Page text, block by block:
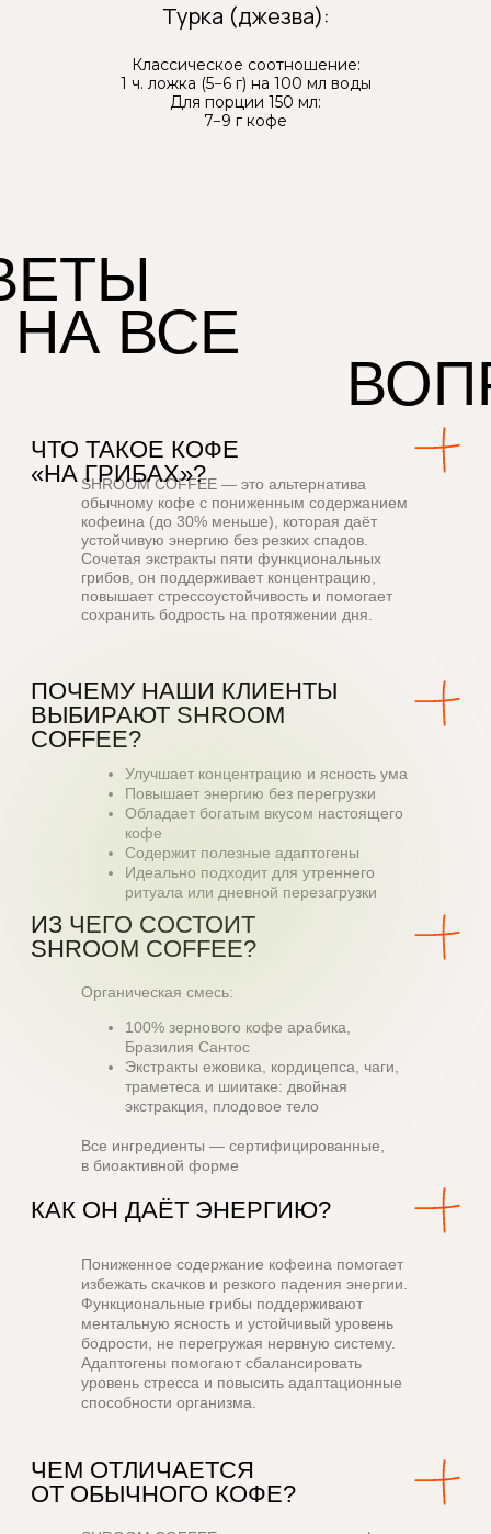
Турка (джезва):
Классическое соотношение:
1 ч. ложка (5−6 г) на 100 мл воды
Для порции 150 мл:
7−9 г кофе
SHROOM COFFEE — это альтернатива
обычному кофе с пониженным содержанием
кофеина (до 30% меньше), которая даёт
устойчивую энергию без резких спадов.
Сочетая экстракты пяти функциональных
грибов, он поддерживает концентрацию,
повышает стрессоустойчивость и помогает
сохранить бодрость на протяжении дня.
Улучшает концентрацию и ясность ума
Повышает энергию без перегрузки
Обладает богатым вкусом настоящего
кофе
Содержит полезные адаптогены
Идеально подходит для утреннего
ритуала или дневной перезагрузки
Органическая смесь:
100% зернового кофе арабика,
Бразилия Сантос
Экстракты ежовика, кордицепса, чаги,
траметеса и шиитаке: двойная
экстракция, плодовое тело
Все ингредиенты — сертифицированные,
в биоактивной форме
Пониженное содержание кофеина помогает
избежать скачков и резкого падения энергии.
Функциональные грибы поддерживают
ментальную ясность и устойчивый уровень
бодрости, не перегружая нервную систему.
Адаптогены помогают сбалансировать
уровень стресса и повысить адаптационные
способности организма.
МОЖНО ЛИ ПРИ
БЕРЕМЕННОСТИ ИЛИ
С ДРУГИМИ ДОБАВКАМИ?
ГДЕ И КАК ПРОИЗВОДИТСЯ?
МОЖНО ЛИ ДЕТЯМ?
ЕСТЬ ЛИ В SHROOM COFFEE
АЛЛЕРГЕНЫ?
БУДЕТ ЛИ ВЕРСИЯ БЕЗ
КОФЕИНА?
ВЫБОР нАШИХ
ПОКУПАТЕЛЕЙ
Написать на почту
info@shrmshrm.com
Ежедневно 09:00 – 21:00
Наверх
*Компания Meta Platforms Inc., владеющая социальными сетями Facebook
и Instagram, по решению суда от 21.03.2022 признана экстремистской
Позвонить
+7 980 160 00 90